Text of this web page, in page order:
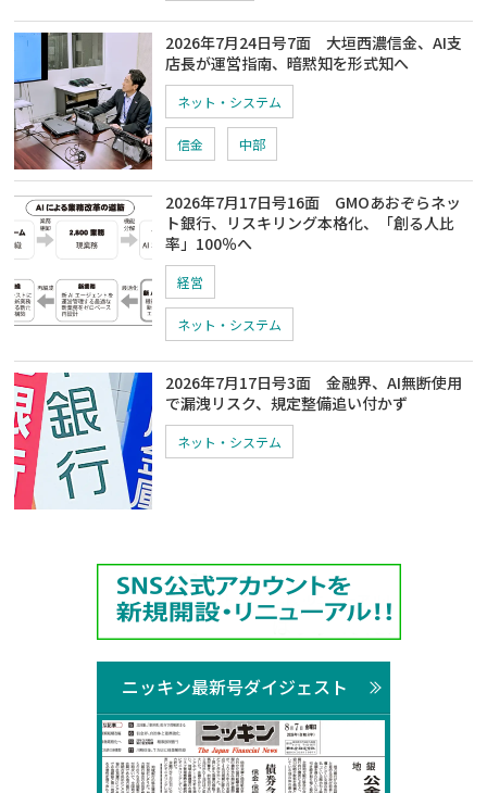
2026年7月24日号7面 大垣西濃信金、AI支
店長が運営指南、暗黙知を形式知へ
ネット・システム
信金 中部
2026年7月17日号16面 GMOあおぞらネッ
ト銀行、リスキリング本格化、「創る人比
率」100％へ
経営
ネット・システム
2026年7月17日号3面 金融界、AI無断使用
で漏洩リスク、規定整備追い付かず
ネット・システム
ニッキン最新号ダイジェスト